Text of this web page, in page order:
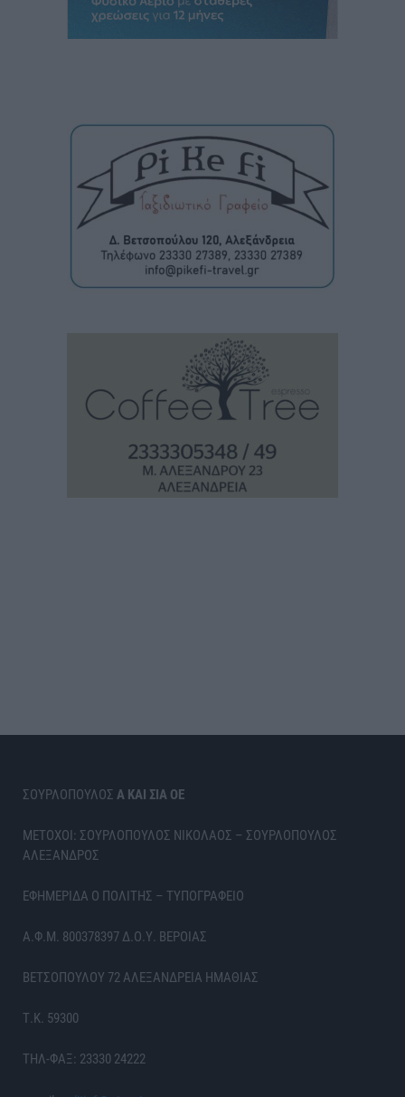
ΣΟΥΡΛΟΠΟΥΛΟΣ Α ΚΑΙ ΣΙΑ ΟΕ
ΜΕΤΟΧΟΙ: ΣΟΥΡΛΟΠΟΥΛΟΣ ΝΙΚΟΛΑΟΣ – ΣΟΥΡΛΟΠΟΥΛΟΣ
ΑΛΕΞΑΝΔΡΟΣ
ΕΦΗΜΕΡΙΔΑ Ο ΠΟΛΙΤΗΣ – ΤΥΠΟΓΡΑΦΕΙΟ
Α.Φ.Μ. 800378397 Δ.Ο.Υ. ΒΕΡΟΙΑΣ
ΒΕΤΣΟΠΟΥΛΟΥ 72 ΑΛΕΞΑΝΔΡΕΙΑ ΗΜΑΘΙΑΣ
Τ.Κ. 59300
ΤΗΛ-ΦΑΞ: 23330 24222